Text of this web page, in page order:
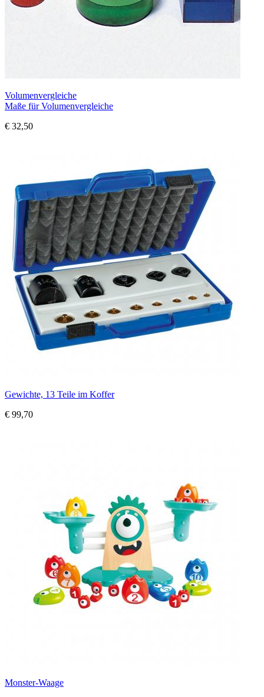
Volumenvergleiche
Maße für Volumenvergleiche
€ 32,50
Gewichte, 13 Teile im Koffer
€ 99,70
Monster-Waage